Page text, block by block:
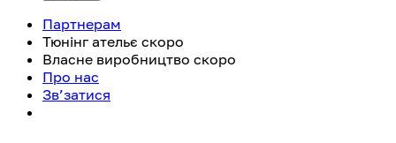
Партнерам
Тюнінг ательє скоро
Власне виробництво скоро
Про нас
Зв’затися